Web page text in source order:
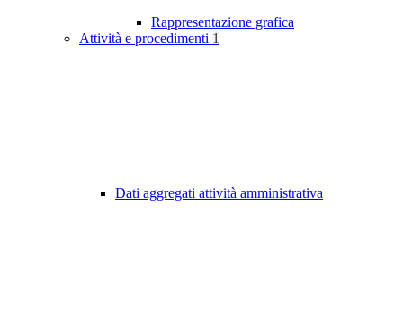
Rappresentazione grafica
Attività e procedimenti 1
Dati aggregati attività amministrativa